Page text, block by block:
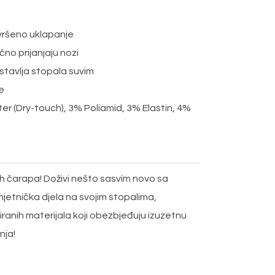
uklapanje
prijanjaju nozi
stopala suvim
(Dry-touch), 3% Poliamid, 3% Elastin, 4%
čarapa! Doživi nešto sasvim novo sa
djela na svojim stopalima,
materijala koji obezbjeđuju izuzetnu